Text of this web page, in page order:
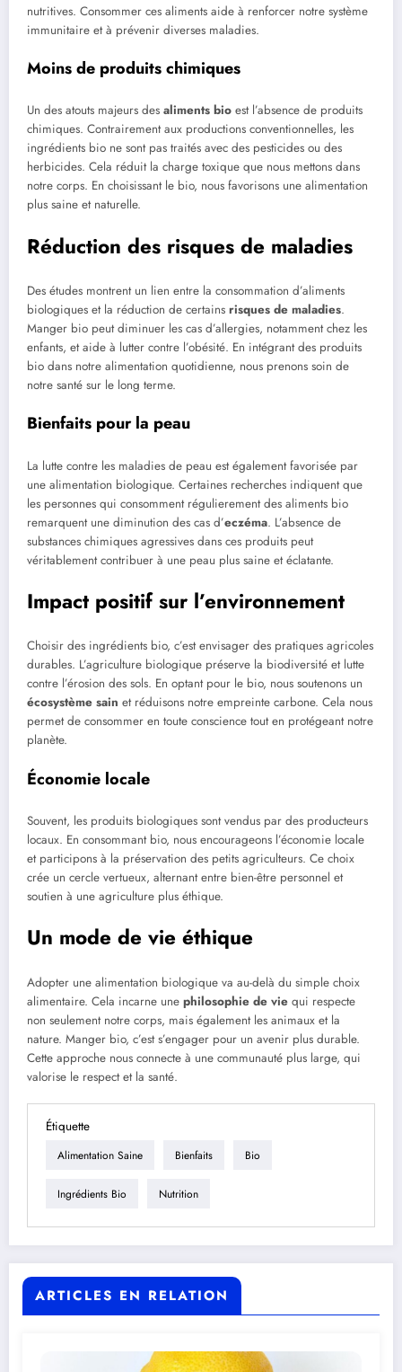
nutritives. Consommer ces aliments aide à renforcer notre système
immunitaire et à prévenir diverses maladies.
Moins de produits chimiques
Un des atouts majeurs des aliments bio est l’absence de produits
chimiques. Contrairement aux productions conventionnelles, les
ingrédients bio ne sont pas traités avec des pesticides ou des
herbicides. Cela réduit la charge toxique que nous mettons dans
notre corps. En choisissant le bio, nous favorisons une alimentation
plus saine et naturelle.
Réduction des risques de maladies
Des études montrent un lien entre la consommation d’aliments
biologiques et la réduction de certains risques de maladies.
Manger bio peut diminuer les cas d’allergies, notamment chez les
enfants, et aide à lutter contre l’obésité. En intégrant des produits
bio dans notre alimentation quotidienne, nous prenons soin de
notre santé sur le long terme.
Bienfaits pour la peau
La lutte contre les maladies de peau est également favorisée par
une alimentation biologique. Certaines recherches indiquent que
les personnes qui consomment régulierement des aliments bio
remarquent une diminution des cas d’eczéma. L’absence de
substances chimiques agressives dans ces produits peut
véritablement contribuer à une peau plus saine et éclatante.
Impact positif sur l’environnement
Choisir des ingrédients bio, c’est envisager des pratiques agricoles
durables. L’agriculture biologique préserve la biodiversité et lutte
contre l’érosion des sols. En optant pour le bio, nous soutenons un
écosystème sain et réduisons notre empreinte carbone. Cela nous
permet de consommer en toute conscience tout en protégeant notre
planète.
Économie locale
Souvent, les produits biologiques sont vendus par des producteurs
locaux. En consommant bio, nous encourageons l’économie locale
et participons à la préservation des petits agriculteurs. Ce choix
crée un cercle vertueux, alternant entre bien-être personnel et
soutien à une agriculture plus éthique.
Un mode de vie éthique
Adopter une alimentation biologique va au-delà du simple choix
alimentaire. Cela incarne une philosophie de vie qui respecte
non seulement notre corps, mais également les animaux et la
nature. Manger bio, c’est s’engager pour un avenir plus durable.
Cette approche nous connecte à une communauté plus large, qui
valorise le respect et la santé.
Étiquette
Alimentation Saine Bienfaits Bio
Ingrédients Bio Nutrition
ARTICLES EN RELATION